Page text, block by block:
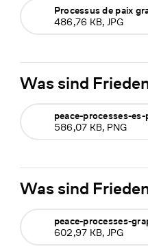
Processus de paix
486,76 KB, JPG
Was sind
peace-processes-
586,07 KB, PNG
Was sind
peace-processes-
602,97 KB, JPG